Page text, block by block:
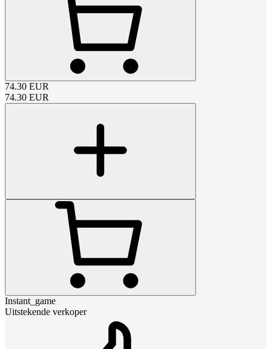
74.30 EUR
74.30 EUR
Instant_game
Uitstekende verkoper